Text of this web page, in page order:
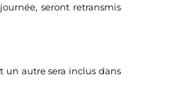
seront retransmis
un autre sera inclus dans